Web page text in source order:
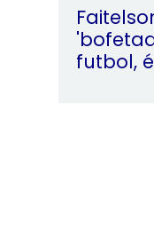
futbol,